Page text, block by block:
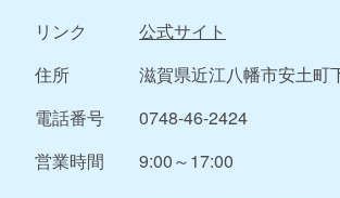
リンク
公式サイト
住所
滋賀県近江八幡市安土町
電話番号
0748-46-2424
営業時間
9:00～17:00